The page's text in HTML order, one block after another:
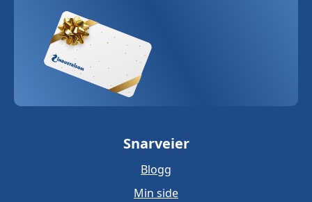
Snarveier
Blogg
Min side